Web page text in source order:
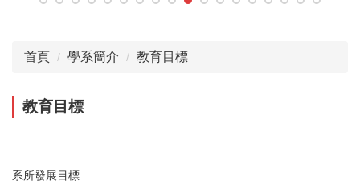
首頁 學系簡介 教育目標
教育目標
系所發展目標